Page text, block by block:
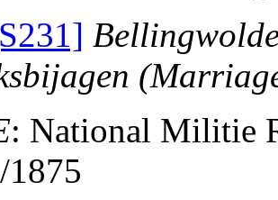
: National Militie
1875